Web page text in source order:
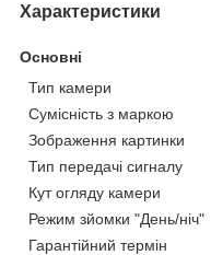
Характеристики
Основні
Тип камери
Сумісність з маркою
Зображення картинки
Тип передачі сигналу
Кут огляду камери
Режим зйомки "День/ніч"
Гарантійний термін